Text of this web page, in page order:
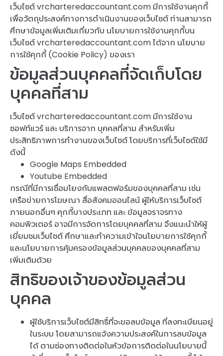
เว็บไซต์ vrcharteredaccountant.com มีการใช้งานคุกกี้
เพื่อวัตถุประสงค์ทางการดำเนินงานของเว็บไซต์ ท่านสามารถ
ศึกษาข้อมูลเพิ่มเติมเกี่ยวกับ นโยบายการใช้งานคุกกี้บน
เว็บไซต์ vrcharteredaccountant.com ได้จาก นโยบาย
การใช้คุกกี้ (Cookie Policy) ของเรา
ข้อมูลส่วนบุคคลที่จัดเก็บโดย
บุคคลที่สาม
เว็บไซต์ vrcharteredaccountant.com มีการใช้งาน
ซอฟท์แวร์ และ บริการจาก บุคคลที่สาม สำหรับเพิ่ม
ประสิทธิภาพการทำงานของเว็บไซต์ โดยบริการที่เว็บไซต์ใช้มี
ดังนี้
Google Maps Embedded
Youtube Embedded
กรณีที่มีการเชื่อมโยงกับแพลตฟอร์มของบุคคลที่สาม เช่น
เครือข่ายการโฆษณา สื่อสังคมออนไลน์ ผู้ให้บริการเว็บไซต์
ภายนอกอื่นๆ คุกกี้บางประเภท และ ข้อมูลจราจรทาง
คอมพิวเตอร์ อาจมีการจัดการโดยบุคคลที่สาม จึงแนะนำให้ผู้
เยี่ยมชมเว็บไซต์ ศึกษาและทำความเข้าใจนโยบายการใช้คุกกี้
และนโยบายการคุ้มครองข้อมูลส่วนบุคคลของบุคคลที่สาม
เพิ่มเติมด้วย
สิทธิของเจ้าของข้อมูลส่วน
บุคคล
ผู้ใช้บริการเว็บไซต์มีสิทธิ์ที่จะขอลบข้อมูล ที่ลงทะเบียนอยู่
ในระบบ โดยสามารถแจ้งความประสงค์ในการลบข้อมูล
ได้ ตามช่องทางติดต่อในหัวข้อการติดต่อในนโยบายนี้